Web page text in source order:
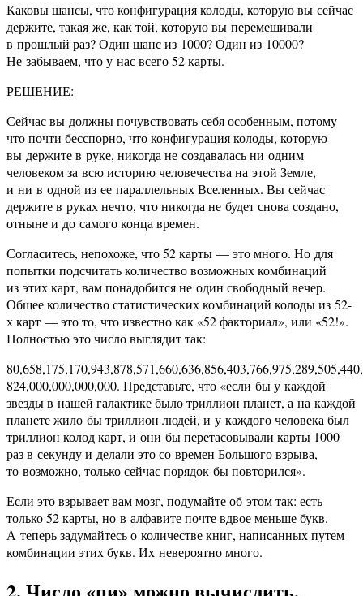
Каковы шансы, что конфигурация колоды, которую вы сейчас
держите, такая же, как той, которую вы перемешивали
в прошлый раз? Один шанс из 1000? Один из 10000?
Не забываем, что у нас всего 52 карты.
РЕШЕНИЕ:
Сейчас вы должны почувствовать себя особенным, потому
что почти бесспорно, что конфигурация колоды, которую
вы держите в руке, никогда не создавалась ни одним
человеком за всю историю человечества на этой Земле,
и ни в одной из ее параллельных Вселенных. Вы сейчас
держите в руках нечто, что никогда не будет снова создано,
отныне и до самого конца времен.
Согласитесь, непохоже, что 52 карты — это много. Но для
попытки подсчитать количество возможных комбинаций
из этих карт, вам понадобится не один свободный вечер.
Общее количество статистических комбинаций колоды из 52-
х карт — это то, что известно как «52 факториал», или «52!».
Полностью это число выглядит так:
824,000,000,000,000. Представьте, что «если бы у каждой
звезды в нашей галактике было триллион планет, а на каждой
планете жило бы триллион людей, и у каждого человека был
триллион колод карт, и они бы перетасовывали карты 1000
раз в секунду и делали это со времен Большого взрыва,
то возможно, только сейчас порядок бы повторился».
Если это взрывает вам мозг, подумайте об этом так: есть
только 52 карты, но в алфавите почте вдвое меньше букв.
А теперь задумайтесь о количестве книг, написанных путем
комбинации этих букв. Их невероятно много.